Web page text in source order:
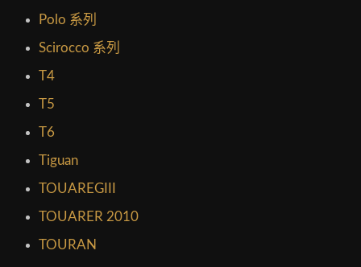
Polo 系列
Scirocco 系列
T4
T5
T6
Tiguan
TOUAREGIII
TOUARER 2010
TOURAN